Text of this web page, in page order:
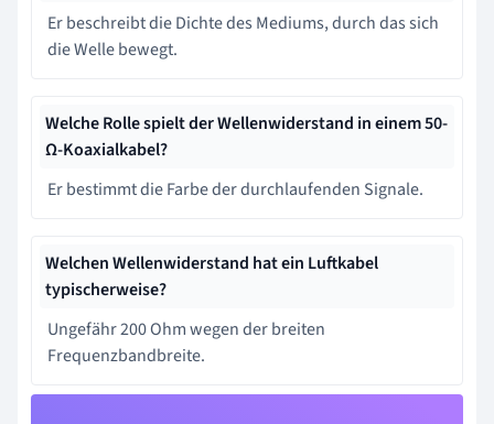
Er beschreibt die Dichte des Mediums, durch das sich
die Welle bewegt.
Welche Rolle spielt der Wellenwiderstand in einem 50-
Ω-Koaxialkabel?
Er bestimmt die Farbe der durchlaufenden Signale.
Welchen Wellenwiderstand hat ein Luftkabel
typischerweise?
Ungefähr 200 Ohm wegen der breiten
Frequenzbandbreite.